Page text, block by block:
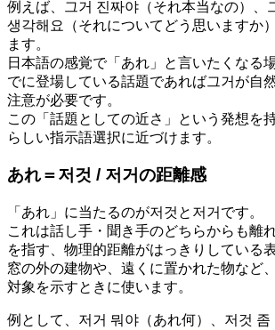
例えば、그거 진짜야（それ本当なの）、
생각해요（それについてどう思いますか
ます。
日本語の感覚で「あれ」と言いたくなる
でに登場している話題であれば그거が自
注意が必要です。
この「話題としての近さ」という発想を
らしい指示語選択に近づけます。
あれ＝저것 / 저거の距離感
「あれ」に当たるのが저것と저거です。
これは話し手・聞き手のどちらからも離
を指す、物理的距離がはっきりしている
窓の外の建物や、遠くに置かれた物など
対象を示すときに使います。
例として、저거 뭐야（あれ何）、저것 좀